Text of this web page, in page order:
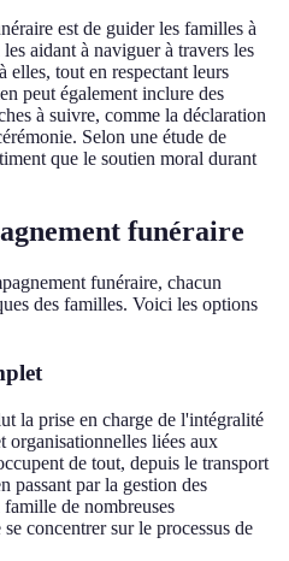
est de guider les familles à
aidant à naviguer à travers les
tout en respectant leurs
peut également inclure des
à suivre, comme la déclaration
Selon une étude de
que le soutien moral durant
funéraire
funéraire, chacun
des familles. Voici les options
la prise en charge de l'intégralité
organisationnelles liées aux
de tout, depuis le transport
passant par la gestion des
de nombreuses
concentrer sur le processus de